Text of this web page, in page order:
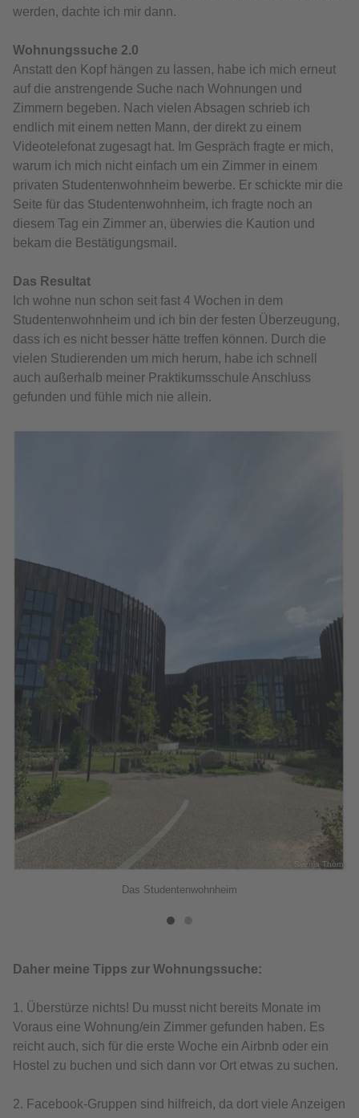
werden, dachte ich mir dann.
Wohnungssuche 2.0
Anstatt den Kopf hängen zu lassen, habe ich mich erneut
auf die anstrengende Suche nach Wohnungen und
Zimmern begeben. Nach vielen Absagen schrieb ich
endlich mit einem netten Mann, der direkt zu einem
Videotelefonat zugesagt hat. Im Gespräch fragte er mich,
warum ich mich nicht einfach um ein Zimmer in einem
privaten Studentenwohnheim bewerbe. Er schickte mir die
Seite für das Studentenwohnheim, ich fragte noch an
diesem Tag ein Zimmer an, überwies die Kaution und
bekam die Bestätigungsmail.
Das Resultat
Ich wohne nun schon seit fast 4 Wochen in dem
Studentenwohnheim und ich bin der festen Überzeugung,
dass ich es nicht besser hätte treffen können. Durch die
vielen Studierenden um mich herum, habe ich schnell
auch außerhalb meiner Praktikumsschule Anschluss
gefunden und fühle mich nie allein.
© Svenja Thom
Das Studentenwohnheim
Daher meine Tipps zur Wohnungssuche:
1. Überstürze nichts! Du musst nicht bereits Monate im
Voraus eine Wohnung/ein Zimmer gefunden haben. Es
reicht auch, sich für die erste Woche ein Airbnb oder ein
Hostel zu buchen und sich dann vor Ort etwas zu suchen.
2. Facebook-Gruppen sind hilfreich, da dort viele Anzeigen